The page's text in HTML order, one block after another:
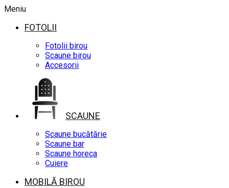
Meniu
FOTOLII
Fotolii birou
Scaune birou
Accesorii
SCAUNE
Scaune bucătărie
Scaune bar
Scaune horeca
Cuiere
MOBILĂ BIROU